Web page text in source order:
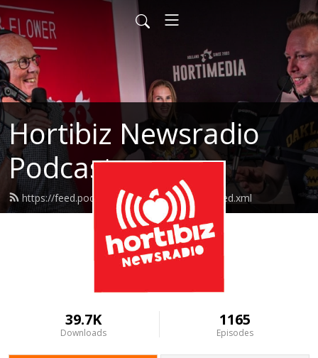
Hortibiz Newsradio
Podcasts
https://feed.podbean.com/goedemorgen/feed.xml
39.7K
Downloads
1165
Episodes